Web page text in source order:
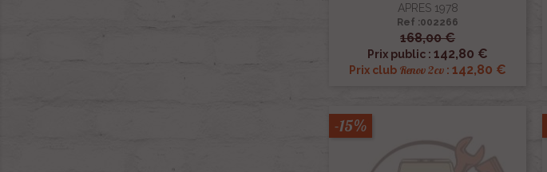
APRES 1978
Ref :002266
168,00 €
Prix public :142,80 €
Prix club Renov 2cv :142,80 €
 Aperçu rapide
-15%